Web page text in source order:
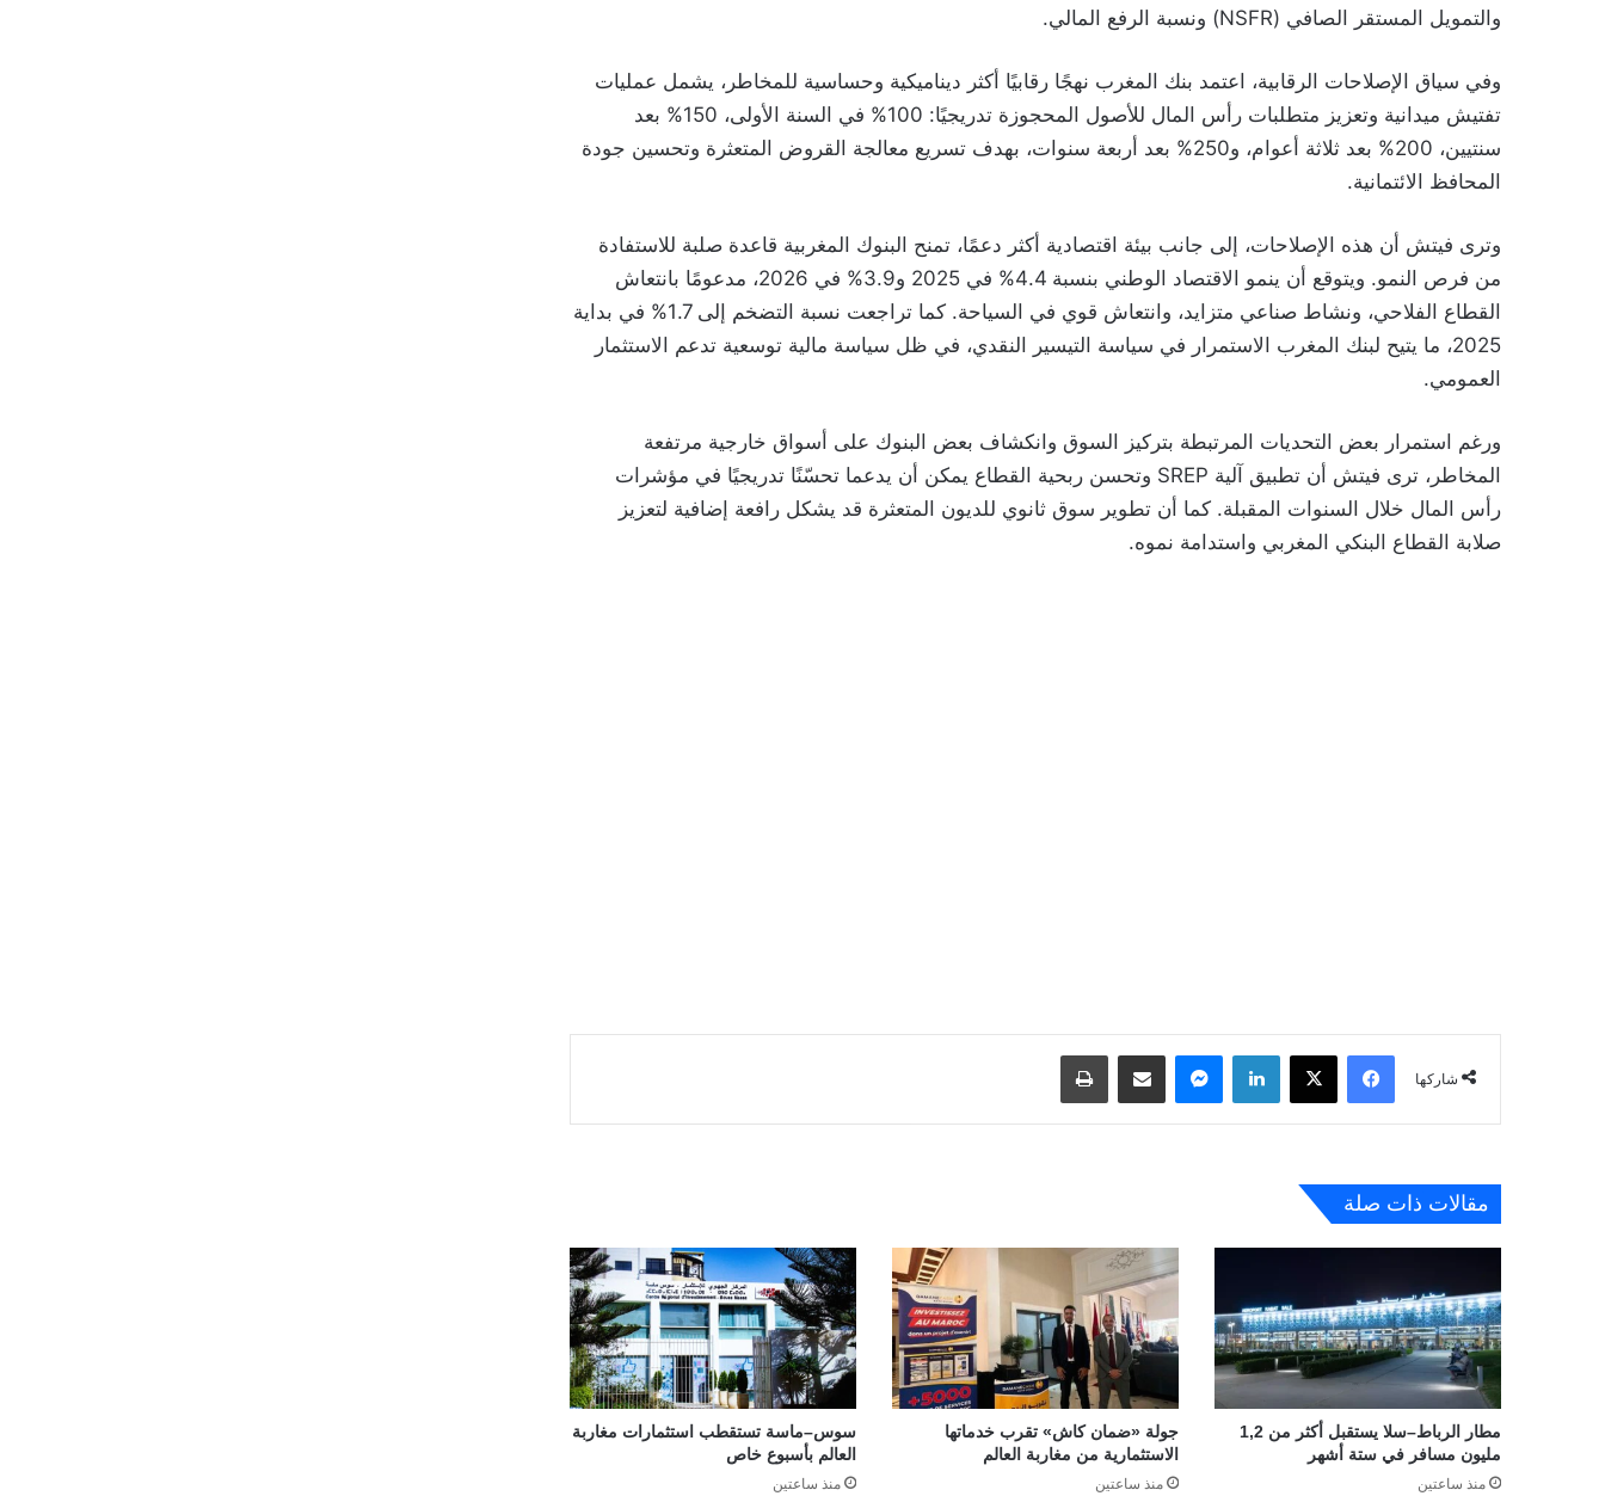
والتمويل المستقر الصافي (NSFR) ونسبة الرفع المالي.
وفي سياق الإصلاحات الرقابية، اعتمد بنك المغرب نهجًا رقابيًا أكثر ديناميكية وحساسية للمخاطر، يشمل عمليات
تفتيش ميدانية وتعزيز متطلبات رأس المال للأصول المحجوزة تدريجيًا: 100% في السنة الأولى، 150% بعد
سنتيين، 200% بعد ثلاثة أعوام، و250% بعد أربعة سنوات، بهدف تسريع معالجة القروض المتعثرة وتحسين جودة
المحافظ الائتمانية.
وترى فيتش أن هذه الإصلاحات، إلى جانب بيئة اقتصادية أكثر دعمًا، تمنح البنوك المغربية قاعدة صلبة للاستفادة
من فرص النمو. ويتوقع أن ينمو الاقتصاد الوطني بنسبة 4.4% في 2025 و3.9% في 2026، مدعومًا بانتعاش
القطاع الفلاحي، ونشاط صناعي متزايد، وانتعاش قوي في السياحة. كما تراجعت نسبة التضخم إلى 1.7% في بداية
2025، ما يتيح لبنك المغرب الاستمرار في سياسة التيسير النقدي، في ظل سياسة مالية توسعية تدعم الاستثمار
العمومي.
ورغم استمرار بعض التحديات المرتبطة بتركيز السوق وانكشاف بعض البنوك على أسواق خارجية مرتفعة
المخاطر، ترى فيتش أن تطبيق آلية SREP وتحسن ربحية القطاع يمكن أن يدعما تحسّنًا تدريجيًا في مؤشرات
رأس المال خلال السنوات المقبلة. كما أن تطوير سوق ثانوي للديون المتعثرة قد يشكل رافعة إضافية لتعزيز
صلابة القطاع البنكي المغربي واستدامة نموه.
شاركها
فيسبوك لينكدإن
مقالات ذات صلة
مطار الرباط–سلا يستقبل أكثر من 1,2
مليون مسافر في ستة أشهر
منذ ساعتين
جولة «ضمان كاش» تقرب خدماتها
الاستثمارية من مغاربة العالم
منذ ساعتين
سوس–ماسة تستقطب استثمارات مغاربة
العالم بأسبوع خاص
منذ ساعتين